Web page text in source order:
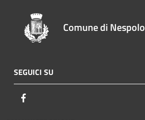
Comune di Nespolo
SEGUICI SU